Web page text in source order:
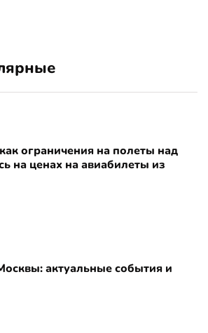
ограничения на полеты над
на ценах на авиабилеты из
актуальные события и